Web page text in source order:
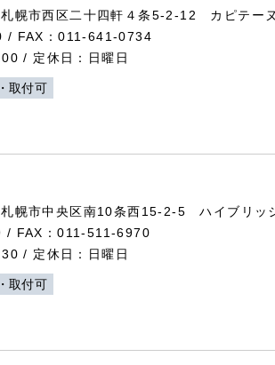
幌市西区二十四軒４条5-2-12 カピテー
/ FAX：011-641-0734
/ 定休日：日曜日
取付可
幌市中央区南10条西15-2-5 ハイブリッ
/ FAX：011-511-6970
/ 定休日：日曜日
取付可